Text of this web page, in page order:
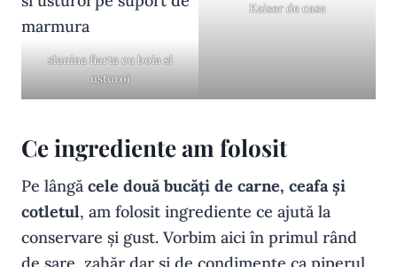
slanina fiarta cu boia si
usturoi
Kaiser de casa
Ce ingrediente am folosit
Pe lângă cele două bucăți de carne, ceafa și
cotletul, am folosit ingrediente ce ajută la
conservare și gust. Vorbim aici în primul rând